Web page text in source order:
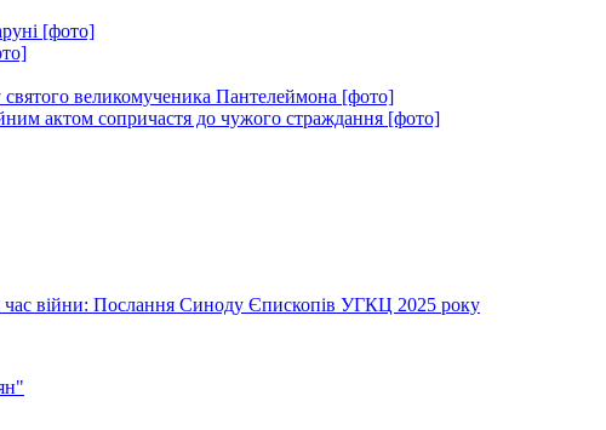
[фото]
святого великомученика Пантелеймона [фото]
актом сопричастя до чужого страждання [фото]
час війни: Послання Синоду Єпископів УГКЦ 2025 року